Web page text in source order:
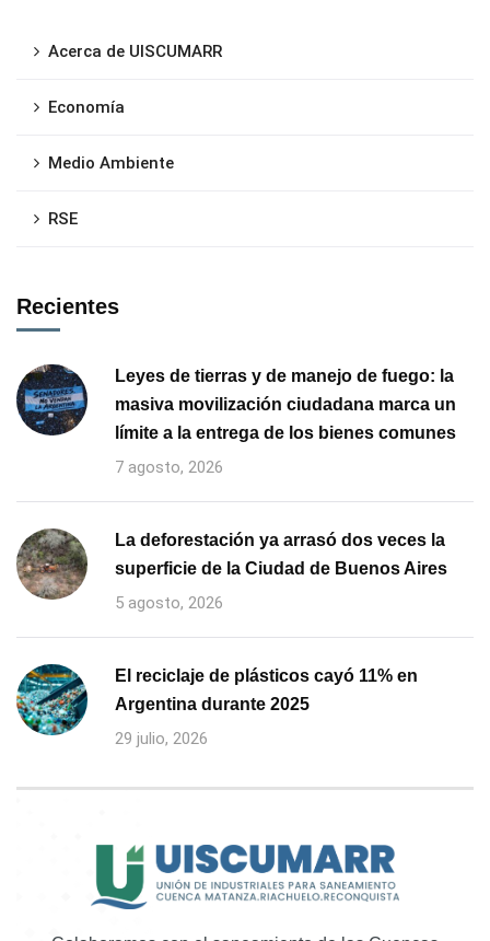
Acerca de UISCUMARR
Economía
Medio Ambiente
RSE
Recientes
Leyes de tierras y de manejo de fuego: la
masiva movilización ciudadana marca un
límite a la entrega de los bienes comunes
7 agosto, 2026
La deforestación ya arrasó dos veces la
superficie de la Ciudad de Buenos Aires
5 agosto, 2026
El reciclaje de plásticos cayó 11% en
Argentina durante 2025
29 julio, 2026